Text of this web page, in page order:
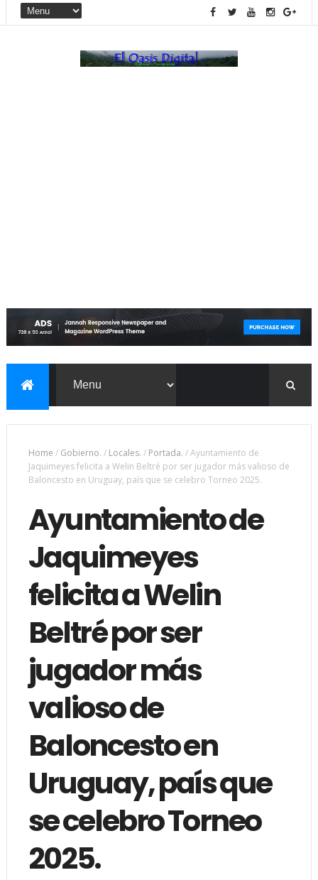
Home / Gobierno. / Locales. / Portada. /Ayuntamiento de
Jaquimeyes felicita a Welin Beltré por ser jugador más valioso de
Baloncesto en Uruguay, país que se celebro Torneo 2025.
Ayuntamiento de
Jaquimeyes
felicita a Welin
Beltré por ser
jugador más
valioso de
Baloncesto en
Uruguay, país que
se celebro Torneo
2025.